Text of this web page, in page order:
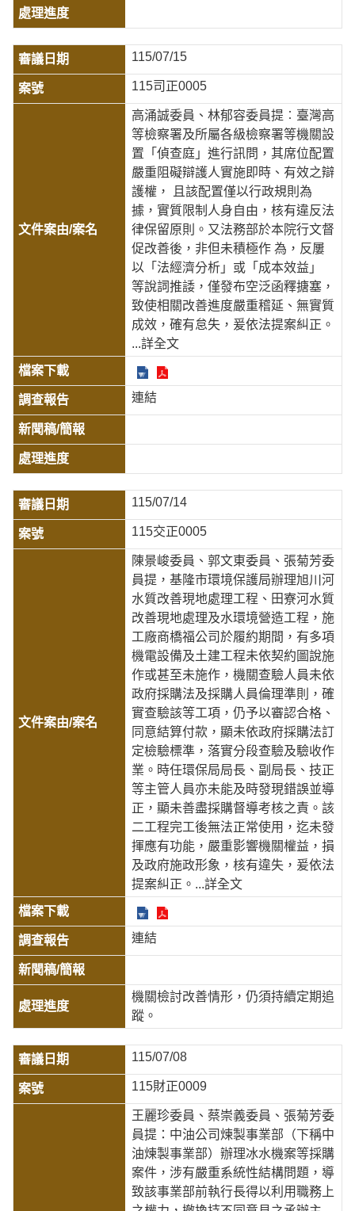
115/07/15
115司正0005
高涌誠委員、林郁容委員提︰臺灣高
等檢察署及所屬各級檢察署等機關設
置「偵查庭」進行訊問，其席位配置
嚴重阻礙辯護人實施即時、有效之辯
護權， 且該配置僅以行政規則為
據，實質限制人身自由，核有違反法
律保留原則。又法務部於本院行文督
促改善後，非但未積極作 為，反屢
以「法經濟分析」或「成本效益」
等說詞推諉，僅發布空泛函釋搪塞，
致使相關改善進度嚴重稽延、無實質
成效，確有怠失，爰依法提案糾正。
...詳全文
連結
115/07/14
115交正0005
陳景峻委員、郭文東委員、張菊芳委
員提，基隆市環境保護局辦理旭川河
水質改善現地處理工程、田寮河水質
改善現地處理及水環境營造工程，施
工廠商橋福公司於履約期間，有多項
機電設備及土建工程未依契約圖說施
作或甚至未施作，機關查驗人員未依
政府採購法及採購人員倫理準則，確
實查驗該等工項，仍予以審認合格、
同意結算付款，顯未依政府採購法訂
定檢驗標準，落實分段查驗及驗收作
業。時任環保局局長、副局長、技正
等主管人員亦未能及時發現錯誤並導
正，顯未善盡採購督導考核之責。該
二工程完工後無法正常使用，迄未發
揮應有功能，嚴重影響機關權益，損
及政府施政形象，核有違失，爰依法
提案糾正。 ...詳全文
連結
機關檢討改善情形，仍須持續定期追
蹤。
115/07/08
115財正0009
王麗珍委員、蔡崇義委員、張菊芳委
員提：中油公司煉製事業部（下稱中
油煉製事業部）辦理冰水機案等採購
案件，涉有嚴重系統性結構問題，導
致該事業部前執行長得以利用職務上